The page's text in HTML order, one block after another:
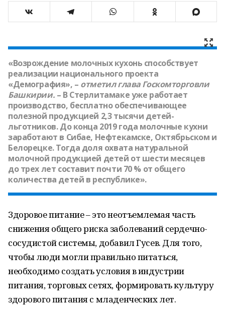
«Возрождение молочных кухонь способствует
реализации национального проекта
«Демография», – отметил глава Госкомторговли
Башкирии. – В Стерлитамаке уже работает
производство, бесплатно обеспечивающее
полезной продукцией 2,3 тысячи детей-
льготников. До конца 2019 года молочные кухни
заработают в Сибае, Нефтекамске, Октябрьском и
Белорецке. Тогда доля охвата натуральной
молочной продукцией детей от шести месяцев
до трех лет составит почти 70 % от общего
количества детей в республике».
Здоровое питание – это неотъемлемая часть
снижения общего риска заболеваний сердечно-
сосудистой системы, добавил Гусев. Для того,
чтобы люди могли правильно питаться,
необходимо создать условия в индустрии
питания, торговых сетях, формировать культуру
здорового питания с младенческих лет.